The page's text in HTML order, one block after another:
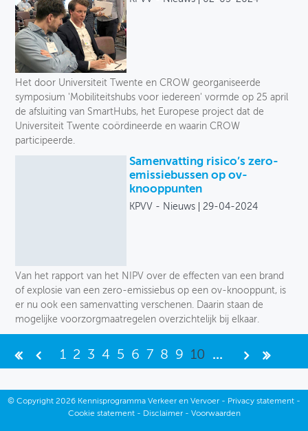
Het door Universiteit Twente en CROW georganiseerde
symposium 'Mobiliteitshubs voor iedereen' vormde op 25 april
de afsluiting van SmartHubs, het Europese project dat de
Universiteit Twente coördineerde en waarin CROW
participeerde.
Samenvatting risico’s zero-
emissiebussen op ov-
knooppunten
KPVV - Nieuws 29-04-2024
Van het rapport van het NIPV over de effecten van een brand
of explosie van een zero-emissiebus op een ov-knooppunt, is
er nu ook een samenvatting verschenen. Daarin staan de
mogelijke voorzorgmaatregelen overzichtelijk bij elkaar.
1 2 3 4 5 6 7 8 9 10 ...
© Copyright 2026 Kennisprogramma Verkeer en Vervoer - Privacy statement -
Cookie statement- Disclaimer- Voorwaarden